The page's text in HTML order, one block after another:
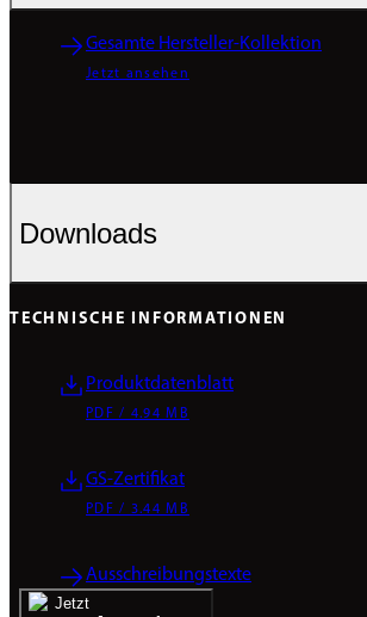
Gesamte Hersteller-Kollektion
Jetzt ansehen
Downloads
TECHNISCHE INFORMATIONEN
Produktdatenblatt
PDF / 4.94 MB
GS-Zertifikat
PDF / 3.44 MB
Ausschreibungstexte
anfragen